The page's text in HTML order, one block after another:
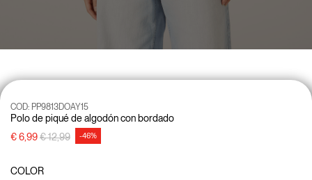
Polo de piqué de algodón con bordado
COD: PP9813DOAY15
€ 6,99precio rebajado desde
€ 12,99a -46%
COLOR